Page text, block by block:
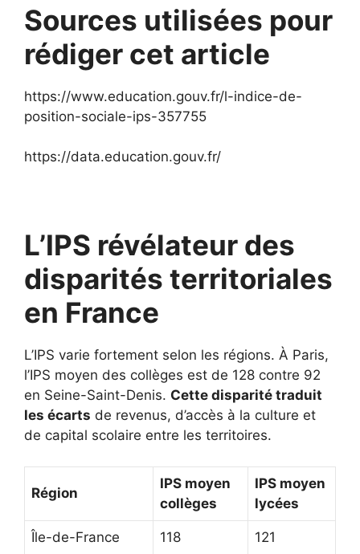
Sources utilisées pour
rédiger cet article
https://www.education.gouv.fr/l-indice-de-
position-sociale-ips-357755
https://data.education.gouv.fr/
L’IPS révélateur des
disparités territoriales
en France
L’IPS varie fortement selon les régions. À Paris,
l’IPS moyen des collèges est de 128 contre 92
en Seine-Saint-Denis. Cette disparité traduit
les écarts de revenus, d’accès à la culture et
de capital scolaire entre les territoires.
Région
IPS moyen
collèges
IPS moyen
lycées
Île-de-France 118 121